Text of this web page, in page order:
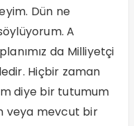
Dün ne
A
da Milliyetçi
Hiçbir zaman
diye bir tutumum
veya mevcut bir